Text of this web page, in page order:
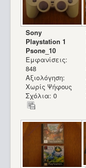
Sony
Playstation 1
Psone_10
Εμφανίσεις:
848
Αξιολόγηση:
Χωρίς Ψήφους
Σχόλια: 0